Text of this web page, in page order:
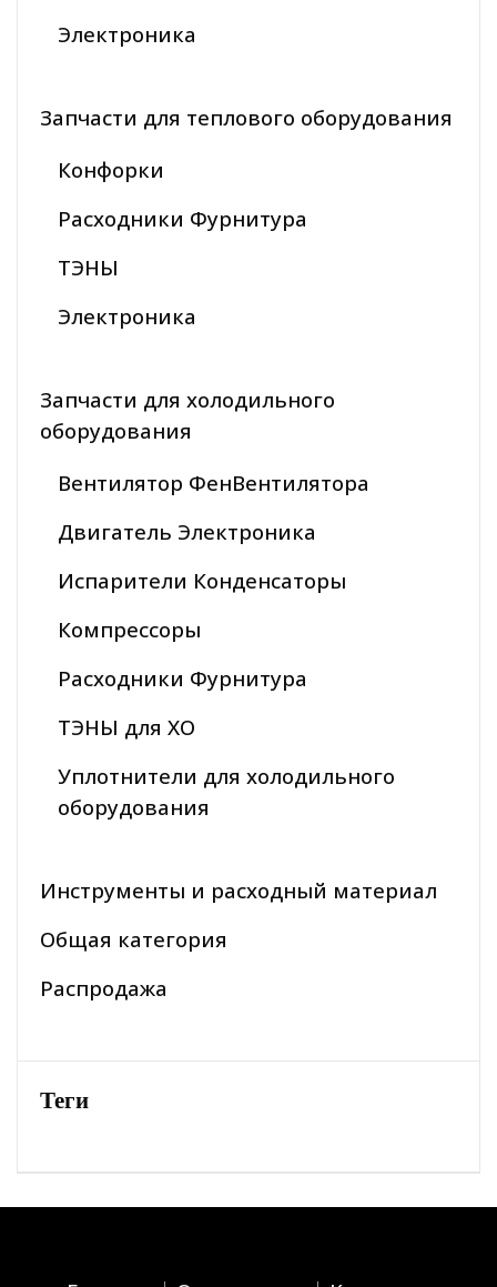
Электроника
Запчасти для теплового оборудования
Конфорки
Расходники Фурнитура
ТЭНЫ
Электроника
Запчасти для холодильного
оборудования
Вентилятор ФенВентилятора
Двигатель Электроника
Испарители Конденсаторы
Компрессоры
Расходники Фурнитура
ТЭНЫ для ХО
Уплотнители для холодильного
оборудования
Инструменты и расходный материал
Общая категория
Распродажа
Теги